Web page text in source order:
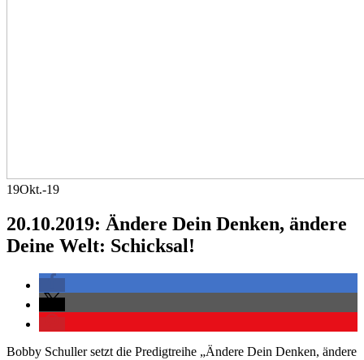
19Okt.-19
20.10.2019: Ändere Dein Denken, ändere
Deine Welt: Schicksal!
Bobby Schuller setzt die Predigtreihe „Ändere Dein Denken, ändere